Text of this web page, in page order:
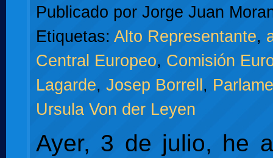
Publicado por Jorge Juan
Etiquetas: Alto Representante,
Central Europeo, Comisión
Lagarde, Josep Borrell,
Ursula Von der Leyen
Ayer, 3 de julio, he